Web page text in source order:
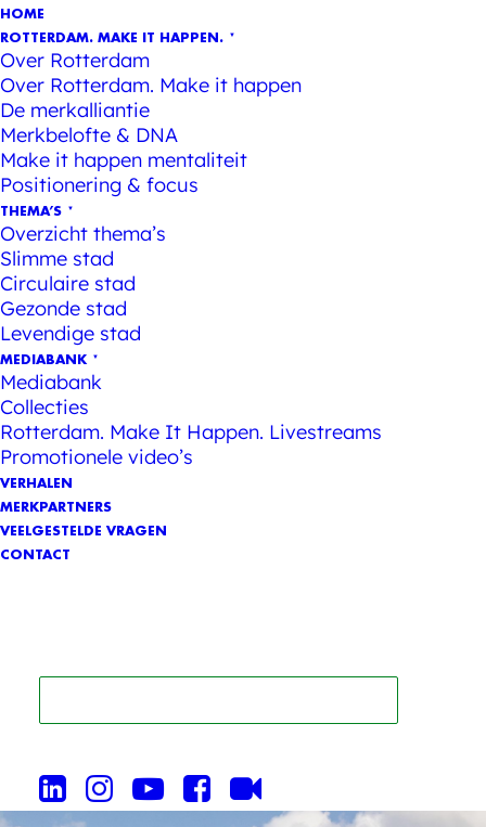
HOME
ROTTERDAM. MAKE IT HAPPEN.
Over Rotterdam
Over Rotterdam. Make it happen
De merkalliantie
Merkbelofte & DNA
Make it happen mentaliteit
Positionering & focus
THEMA’S
Overzicht thema’s
Slimme stad
Circulaire stad
Gezonde stad
Levendige stad
MEDIABANK
Mediabank
Collecties
Rotterdam. Make It Happen. Livestreams
Promotionele video’s
VERHALEN
MERKPARTNERS
VEELGESTELDE VRAGEN
CONTACT